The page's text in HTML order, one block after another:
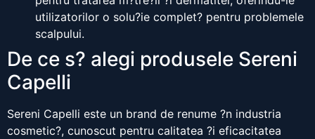
utilizatorilor o solu?ie complet? pentru problemele
scalpului.
De ce s? alegi produsele Sereni
Capelli
Sereni Capelli este un brand de renume ?n industria
cosmetic?, cunoscut pentru calitatea ?i eficacitatea